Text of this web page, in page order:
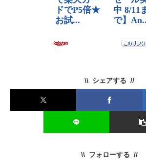
シェアする
フォローする